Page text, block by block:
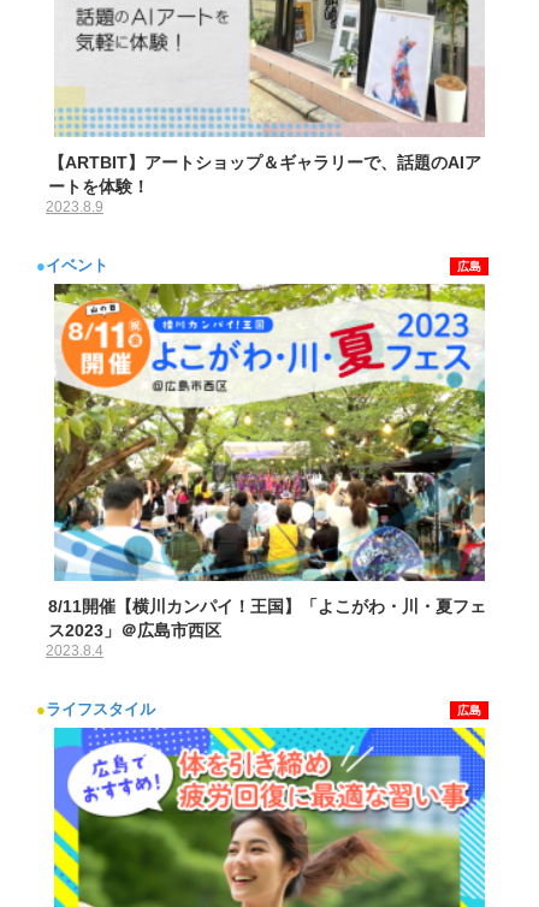
【ARTBIT】アートショップ＆ギャラリーで、話題のAIア
ートを体験！
2023.8.9
●イベント 広島
8/11開催【横川カンパイ！王国】「よこがわ・川・夏フェ
ス2023」＠広島市西区
2023.8.4
●ライフスタイル 広島